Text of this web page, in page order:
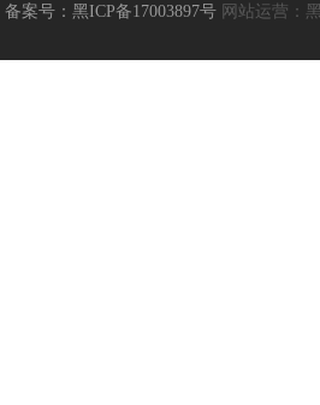
备案号：黑ICP备17003897号 网站运营：